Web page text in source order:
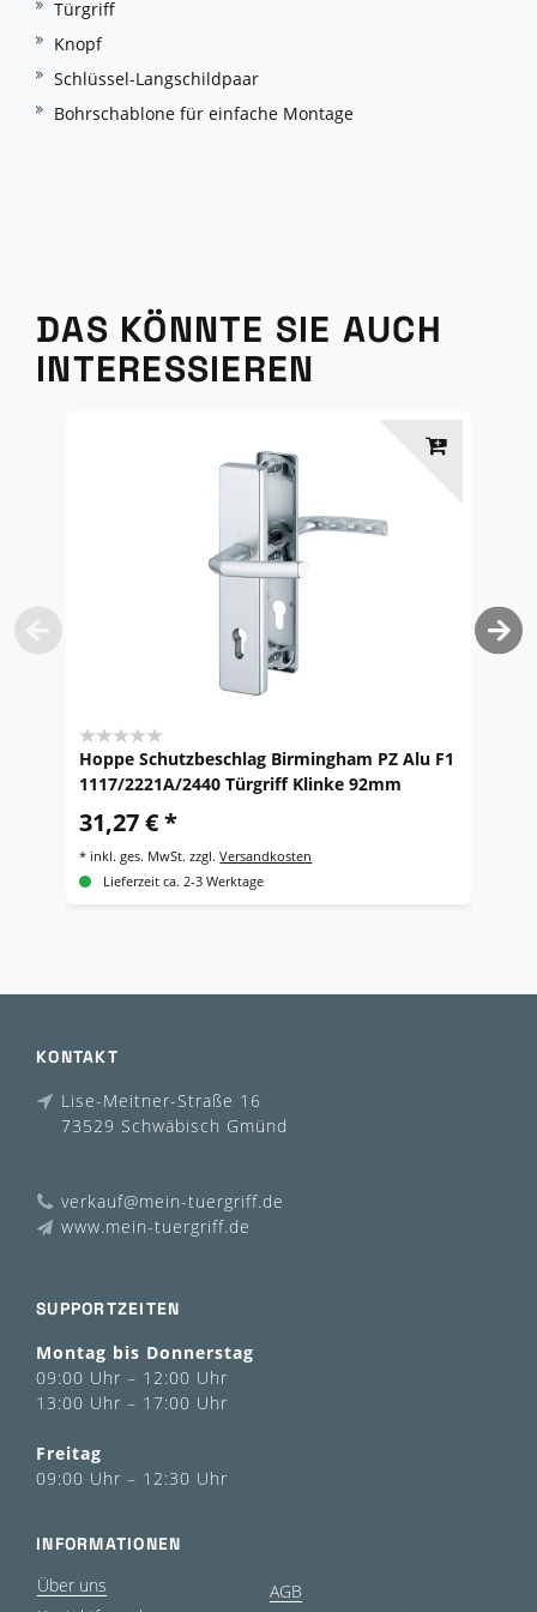
Türgriff
Knopf
Schlüssel-Langschildpaar
Bohrschablone für einfache Montage
DAS KÖNNTE SIE AUCH
INTERESSIEREN
Hoppe Schutzbeschlag Birmingham PZ Alu F1
1117/2221A/2440 Türgriff Klinke 92mm
31,27 € *
* inkl. ges. MwSt. zzgl.Versandkosten
Lieferzeit ca. 2-3 Werktage
KONTAKT
Lise-Meitner-Straße 16
73529 Schwäbisch Gmünd
verkauf@mein-tuergriff.de
www.mein-tuergriff.de
SUPPORTZEITEN
Montag bis Donnerstag
09:00 Uhr – 12:00 Uhr
13:00 Uhr – 17:00 Uhr
Freitag
09:00 Uhr – 12:30 Uhr
INFORMATIONEN
Über uns
AGB